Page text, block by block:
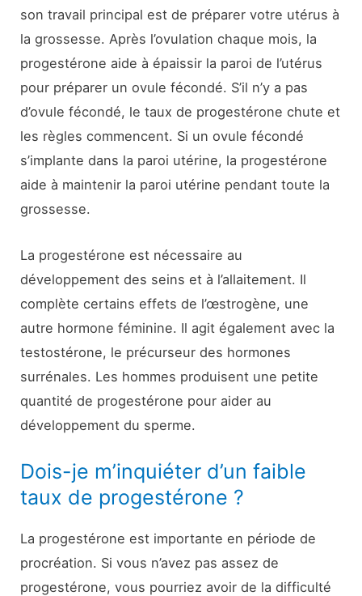
son travail principal est de préparer votre utérus à
la grossesse. Après l’ovulation chaque mois, la
progestérone aide à épaissir la paroi de l’utérus
pour préparer un ovule fécondé. S’il n’y a pas
d’ovule fécondé, le taux de progestérone chute et
les règles commencent. Si un ovule fécondé
s’implante dans la paroi utérine, la progestérone
aide à maintenir la paroi utérine pendant toute la
grossesse.
La progestérone est nécessaire au
développement des seins et à l’allaitement. Il
complète certains effets de l’œstrogène, une
autre hormone féminine. Il agit également avec la
testostérone, le précurseur des hormones
surrénales. Les hommes produisent une petite
quantité de progestérone pour aider au
développement du sperme.
Dois-je m’inquiéter d’un faible
taux de progestérone ?
La progestérone est importante en période de
procréation. Si vous n’avez pas assez de
progestérone, vous pourriez avoir de la difficulté